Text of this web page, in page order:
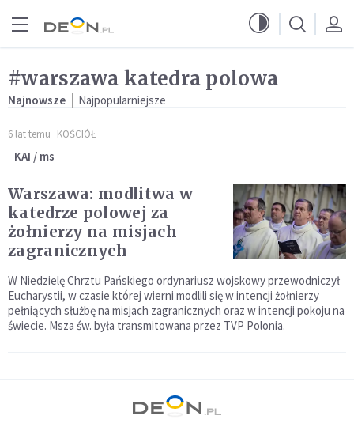
#warszawa katedra polowa
Najnowsze Najpopularniejsze
6 lat temu KOŚCIÓŁ
KAI / ms
Warszawa: modlitwa w
katedrze polowej za
żołnierzy na misjach
zagranicznych
W Niedzielę Chrztu Pańskiego ordynariusz wojskowy przewodniczył
Eucharystii, w czasie której wierni modlili się w intencji żołnierzy
pełniących służbę na misjach zagranicznych oraz w intencji pokoju na
świecie. Msza św. była transmitowana przez TVP Polonia.